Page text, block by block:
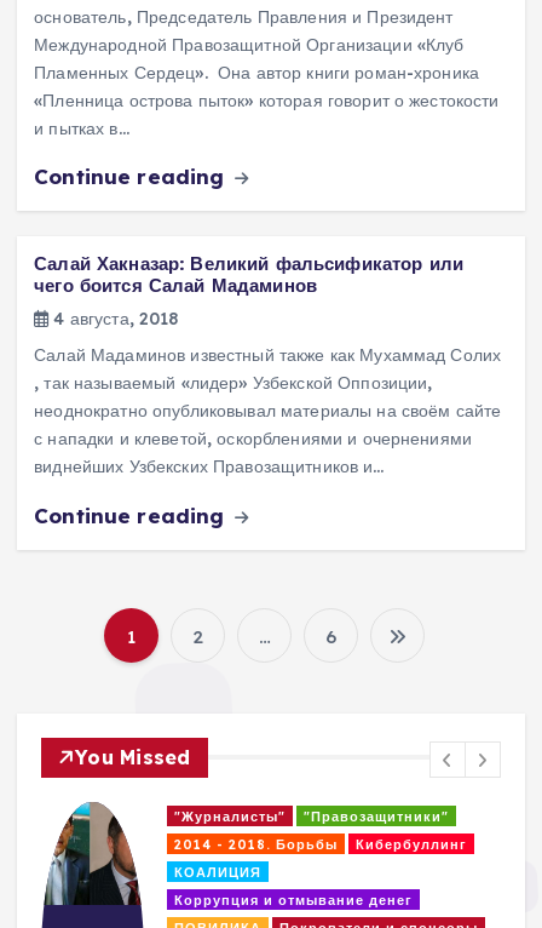
основатель, Председатель Правления и Президент
Международной Правозащитной Организации «Клуб
Пламенных Сердец». Она автор книги роман-хроника
«Пленница острова пыток» которая говорит о жестокости
и пытках в…
Continue reading
Салай Хакназар: Великий фальсификатор или
чего боится Салай Мадаминов
4 августа, 2018
Салай Мадаминов известный также как Мухаммад Солих
, так называемый «лидер» Узбекской Оппозиции,
неоднократно опубликовывал материалы на своём сайте
с нападки и клеветой, оскорблениями и очернениями
виднейших Узбекских Правозащитников и…
Continue reading
П
и
н
1 2 … 6
You Missed
"Журналисты"
"Правозащитники"
2014 - 2018. Борьбы
Кибербуллинг
КОАЛИЦИЯ
Коррупция и отмывание денег